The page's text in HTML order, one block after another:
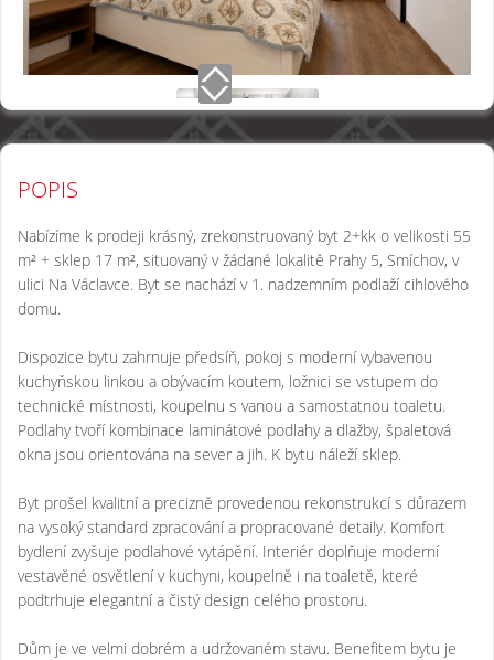
POPIS
Nabízíme k prodeji krásný, zrekonstruovaný byt 2+kk o velikosti 55
m² + sklep 17 m², situovaný v žádané lokalitě Prahy 5, Smíchov, v
ulici Na Václavce. Byt se nachází v 1. nadzemním podlaží cihlového
domu.
Dispozice bytu zahrnuje předsíň, pokoj s moderní vybavenou
kuchyňskou linkou a obývacím koutem, ložnici se vstupem do
technické místnosti, koupelnu s vanou a samostatnou toaletu.
Podlahy tvoří kombinace laminátové podlahy a dlažby, špaletová
okna jsou orientována na sever a jih. K bytu náleží sklep.
Byt prošel kvalitní a precizně provedenou rekonstrukcí s důrazem
na vysoký standard zpracování a propracované detaily. Komfort
bydlení zvyšuje podlahové vytápění. Interiér doplňuje moderní
vestavěné osvětlení v kuchyni, koupelně i na toaletě, které
podtrhuje elegantní a čistý design celého prostoru.
Dům je ve velmi dobrém a udržovaném stavu. Benefitem bytu je